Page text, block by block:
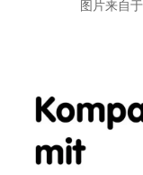
图片来自